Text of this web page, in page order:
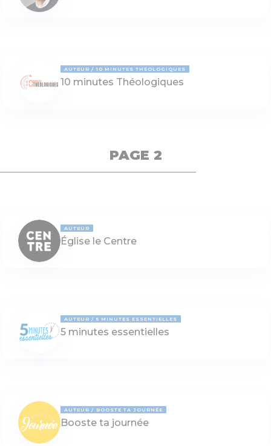
AUTEUR 10 MINUTES THÉOLOGIQUES
10 minutes Théologiques
PAGE 2
AUTEUR
Église le Centre
AUTEUR 5 MINUTES ESSENTIELLES
5 minutes essentielles
AUTEUR BOOSTE TA JOURNÉE
Booste ta journée